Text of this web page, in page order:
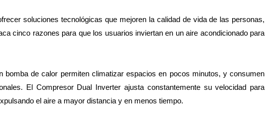
soluciones tecnológicas que mejoren la calidad de vida de las personas,
cinco razones para que los usuarios inviertan en un aire acondicionado para
bomba de calor permiten climatizar espacios en pocos minutos, y consumen
El Compresor Dual Inverter ajusta constantemente su velocidad para
el aire a mayor distancia y en menos tiempo.